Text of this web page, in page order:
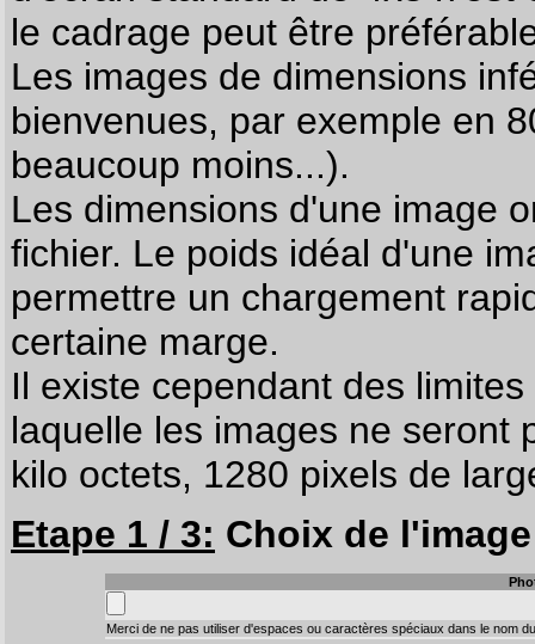
le cadrage peut être
Les images de dimensions
bienvenues, par exemple en
beaucoup moins...).
Les dimensions d'une image
fichier. Le poids idéal d'une
permettre un chargement
certaine marge.
Il existe cependant des
laquelle les images ne seront
kilo octets, 1280 pixels de
Etape 1 / 3: Choix de
Merci de ne pas utiliser d'espaces ou caractères spéciaux dans le nom